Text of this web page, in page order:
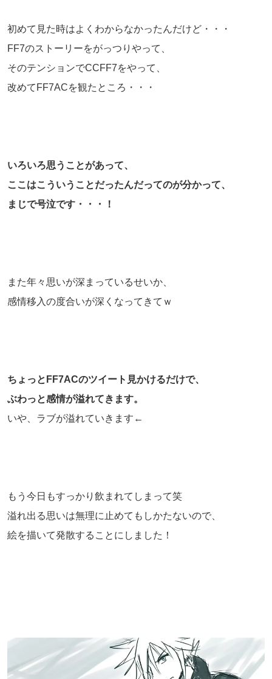
初めて見た時はよくわからなかったんだけど・・・
FF7のストーリーをがっつりやって、
そのテンションでCCFF7をやって、
改めてFF7ACを観たところ・・・
いろいろ思うことがあって、
ここはこういうことだったんだってのが分かって、
まじで号泣です・・・！
また年々思いが深まっているせいか、
感情移入の度合いが深くなってきてｗ
ちょっとFF7ACのツイート見かけるだけで、
ぶわっと感情が溢れてきます。
いや、ラブが溢れていきます←
もう今日もすっかり飲まれてしまって笑
溢れ出る思いは無理に止めてもしかたないので、
絵を描いて発散することにしました！